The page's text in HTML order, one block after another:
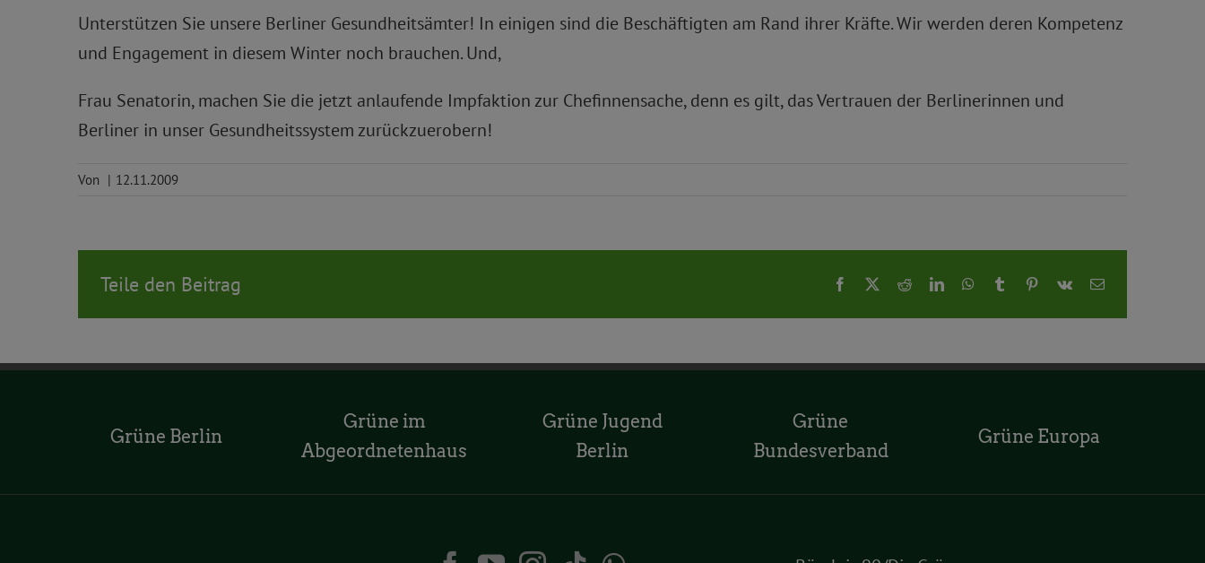
Unterstützen Sie unsere Berliner Gesundheitsämter! In einigen sind die Beschäftigten am Rand ihrer Kräfte. Wir werden deren Kompetenz
und Engagement in diesem Winter noch brauchen. Und,
Frau Senatorin, machen Sie die jetzt anlaufende Impfaktion zur Chefinnensache, denn es gilt, das Vertrauen der Berlinerinnen und
Berliner in unser Gesundheitssystem zurückzuerobern!
Von | 12.11.2009
Teile den Beitrag Facebook RedditLinkedInWhatsApp
Tumblr Pinterest
Vk
E-
Grüne Berlin
Grüne im
Abgeordnetenhaus
Grüne Jugend
Berlin
Grüne
Bundesverband
Grüne Europa